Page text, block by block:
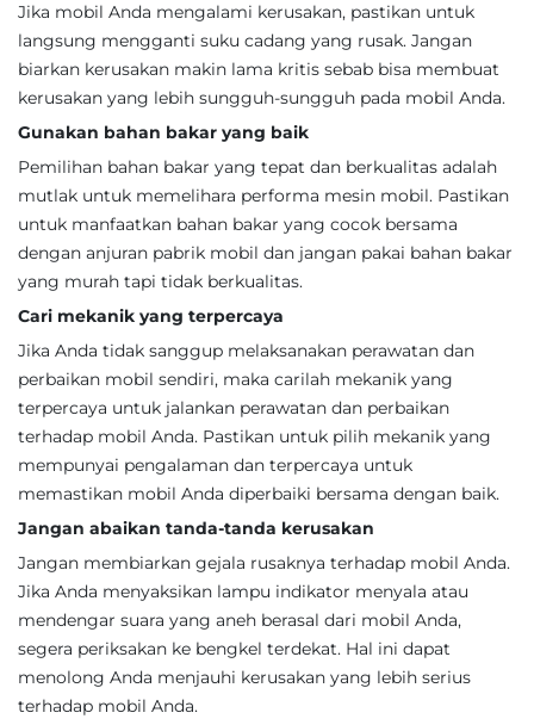
Jika mobil Anda mengalami kerusakan, pastikan untuk
langsung mengganti suku cadang yang rusak. Jangan
biarkan kerusakan makin lama kritis sebab bisa membuat
kerusakan yang lebih sungguh-sungguh pada mobil Anda.
Gunakan bahan bakar yang baik
Pemilihan bahan bakar yang tepat dan berkualitas adalah
mutlak untuk memelihara performa mesin mobil. Pastikan
untuk manfaatkan bahan bakar yang cocok bersama
dengan anjuran pabrik mobil dan jangan pakai bahan bakar
yang murah tapi tidak berkualitas.
Cari mekanik yang terpercaya
Jika Anda tidak sanggup melaksanakan perawatan dan
perbaikan mobil sendiri, maka carilah mekanik yang
terpercaya untuk jalankan perawatan dan perbaikan
terhadap mobil Anda. Pastikan untuk pilih mekanik yang
mempunyai pengalaman dan terpercaya untuk
memastikan mobil Anda diperbaiki bersama dengan baik.
Jangan abaikan tanda-tanda kerusakan
Jangan membiarkan gejala rusaknya terhadap mobil Anda.
Jika Anda menyaksikan lampu indikator menyala atau
mendengar suara yang aneh berasal dari mobil Anda,
segera periksakan ke bengkel terdekat. Hal ini dapat
menolong Anda menjauhi kerusakan yang lebih serius
terhadap mobil Anda.